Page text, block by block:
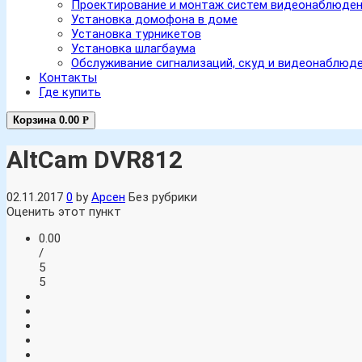
Проектирование и монтаж систем
Установка домофона в доме
Установка турникетов
Установка шлагбаума
Обслуживание сигнализаций, скуд и
Контакты
Где купить
Корзина 0.00 Р
AltCam DVR812
02.11.2017 0 byАрсен Без рубрики
Оценить этот пункт
0.00
/
5
5